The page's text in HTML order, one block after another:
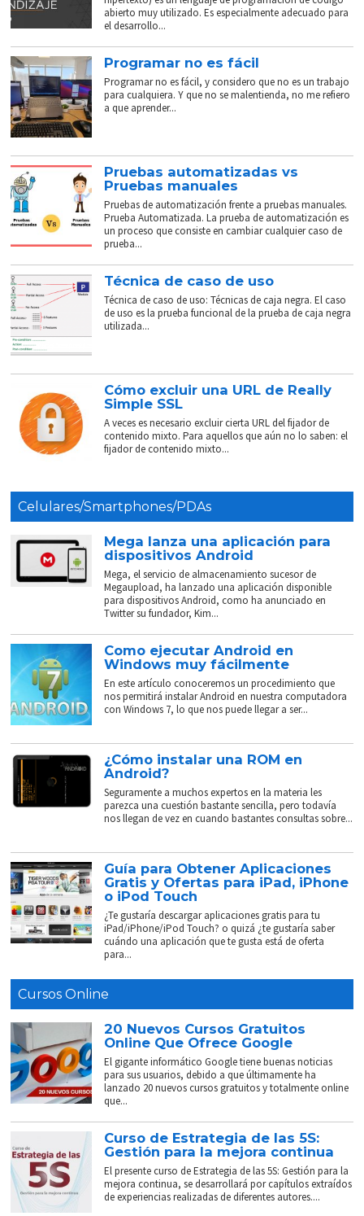
abierto muy utilizado. Es especialmente adecuado para
el desarrollo...
Programar no es fácil
Programar no es fácil, y considero que no es un trabajo
para cualquiera. Y que no se malentienda, no me refiero
a que aprender...
Pruebas automatizadas vs
Pruebas manuales
Pruebas de automatización frente a pruebas manuales.
Prueba Automatizada. La prueba de automatización es
un proceso que consiste en cambiar cualquier caso de
prueba...
Técnica de caso de uso
Técnica de caso de uso: Técnicas de caja negra. El caso
de uso es la prueba funcional de la prueba de caja negra
utilizada...
Cómo excluir una URL de Really
Simple SSL
A veces es necesario excluir cierta URL del fijador de
contenido mixto. Para aquellos que aún no lo saben: el
fijador de contenido mixto...
Celulares/Smartphones/PDAs
Mega lanza una aplicación para
dispositivos Android
Mega, el servicio de almacenamiento sucesor de
Megaupload, ha lanzado una aplicación disponible
para dispositivos Android, como ha anunciado en
Twitter su fundador, Kim...
Como ejecutar Android en
Windows muy fácilmente
En este artículo conoceremos un procedimiento que
nos permitirá instalar Android en nuestra computadora
con Windows 7, lo que nos puede llegar a ser...
¿Cómo instalar una ROM en
Android?
Seguramente a muchos expertos en la materia les
parezca una cuestión bastante sencilla, pero todavía
nos llegan de vez en cuando bastantes consultas sobre...
Guía para Obtener Aplicaciones
Gratis y Ofertas para iPad, iPhone
o iPod Touch
¿Te gustaría descargar aplicaciones gratis para tu
iPad/iPhone/iPod Touch? o quizá ¿te gustaría saber
cuándo una aplicación que te gusta está de oferta
para...
Cursos Online
20 Nuevos Cursos Gratuitos
Online Que Ofrece Google
El gigante informático Google tiene buenas noticias
para sus usuarios, debido a que últimamente ha
lanzado 20 nuevos cursos gratuitos y totalmente online
que...
Curso de Estrategia de las 5S:
Gestión para la mejora continua
El presente curso de Estrategia de las 5S: Gestión para la
mejora continua, se desarrollará por capítulos extraídos
de experiencias realizadas de diferentes autores....